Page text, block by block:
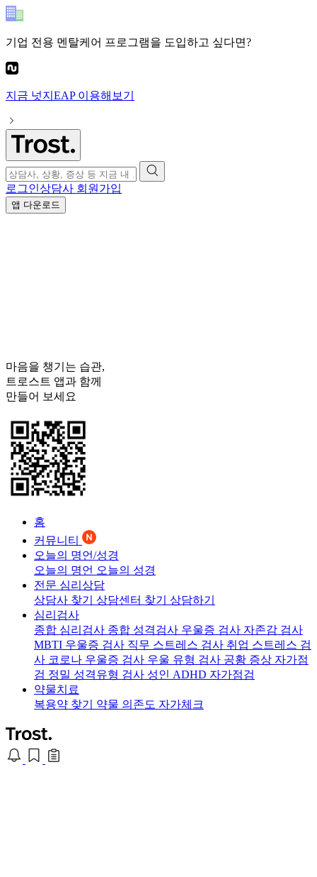
기업 전용 멘탈케어 프로그램을 도입하고 싶다면?
지금 넛지EAP이용해보기
로그인상담사 회원가입
앱 다운로드
마음을 챙기는 습관,
트로스트 앱과 함께
만들어 보세요
홈
커뮤니티
오늘의 명언/성경
오늘의 명언 오늘의 성경
전문 심리상담
상담사 찾기 상담센터 찾기 상담하기
심리검사
종합 심리검사 종합 성격검사 우울증 검사 자존감 검사
MBTI 우울증 검사 직무 스트레스 검사 취업 스트레스 검
사 코로나 우울증 검사 우울 유형 검사 공황 증상 자가점
검 정밀 성격유형 검사 성인 ADHD 자가점검
약물치료
복용약 찾기 약물 의존도 자가체크